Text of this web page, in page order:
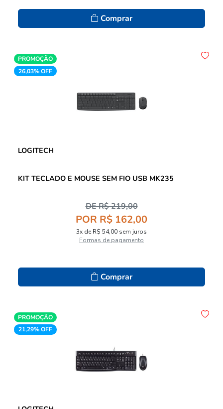
Comprar
PROMOÇÃO
26,03% OFF
LOGITECH
KIT TECLADO E MOUSE SEM FIO USB MK235
DE R$ 219,00
POR R$ 162,00
3x de R$ 54,00 sem juros
Formas de pagamento
Comprar
PROMOÇÃO
21,29% OFF